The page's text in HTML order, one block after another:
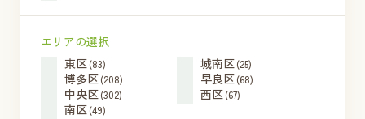
エリアの選択
東区(83) 城南区(25)
博多区(208) 早良区(68)
中央区(302) 西区(67)
南区(49)